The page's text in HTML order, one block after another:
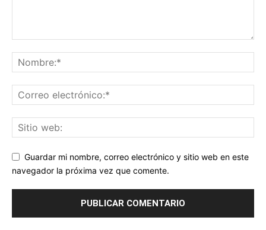
Guardar mi nombre, correo electrónico y sitio web en este
navegador la próxima vez que comente.